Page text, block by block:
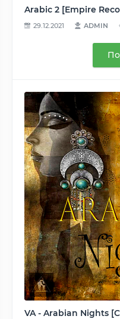
Arabic 2 [Empire
29.12.2021 ADMIN
VA - Arabian Nights